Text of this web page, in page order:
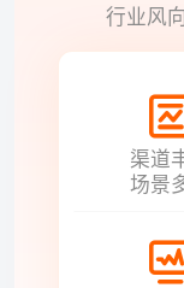
行业风
渠道
场景